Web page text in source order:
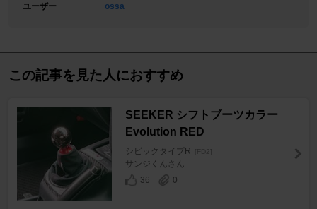
ユーザー
ossa
この記事を見た人におすすめ
SEEKER シフトブーツカラー
Evolution RED
シビックタイプR [FD2]
サンジくんさん
36
0